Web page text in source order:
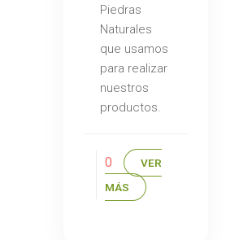
Piedras
Naturales
que usamos
para realizar
nuestros
productos.
0
VER
MÁS